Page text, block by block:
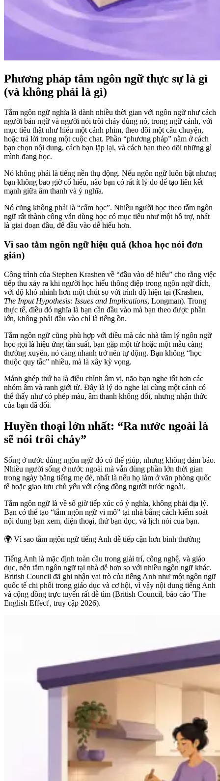
Phương pháp tắm ngôn ngữ thực sự là gì
(và không phải là gì)
Tắm ngôn ngữ nghĩa là dành nhiều thời gian với ngôn ngữ như cách
người bản ngữ và người nói trôi chảy dùng nó, trong ngữ cảnh, với
mục tiêu thật như hiểu một cảnh phim, theo dõi một câu chuyện,
hoặc trả lời trong một cuộc chat. Phần “phương pháp” nằm ở cách
bạn chọn nội dung, cách bạn lặp lại, và cách bạn theo dõi những gì
mình đang học.
Nó không phải là tiếng nền thụ động. Nếu ngôn ngữ luôn bật nhưng
bạn không bao giờ cố hiểu, não bạn có rất ít lý do để tạo liên kết
mạnh giữa âm thanh và ý nghĩa.
Nó cũng không phải là “cấm học”. Nhiều người học theo tắm ngôn
ngữ rất thành công vẫn dùng học có mục tiêu như một hỗ trợ, nhất
là giai đoạn đầu, để đầu vào dễ hiểu hơn.
Vì sao tắm ngôn ngữ hiệu quả (khoa học nói đơn
giản)
Công trình của Stephen Krashen về “đầu vào dễ hiểu” cho rằng việc
tiếp thu xảy ra khi người học hiểu thông điệp trong ngôn ngữ đích,
với độ khó nhỉnh hơn một chút so với trình độ hiện tại (Krashen,
The Input Hypothesis: Issues and Implications, Longman). Trong
thực tế, điều đó nghĩa là bạn cần đầu vào mà bạn theo được phần
lớn, không phải đầu vào chỉ là tiếng ồn.
Tắm ngôn ngữ cũng phù hợp với điều mà các nhà tâm lý ngôn ngữ
học gọi là hiệu ứng tần suất, bạn gặp một từ hoặc một mẫu càng
thường xuyên, nó càng nhanh trở nên tự động. Bạn không “học
thuộc quy tắc” nhiều, mà là xây kỳ vọng.
Mảnh ghép thứ ba là điều chỉnh âm vị, não bạn nghe tốt hơn các
nhóm âm và ranh giới từ. Đây là lý do nghe lại cùng một cảnh có
thể thấy như có phép màu, âm thanh không đổi, nhưng nhận thức
của bạn đã đổi.
Huyền thoại lớn nhất: “Ra nước ngoài là
sẽ nói trôi chảy”
Sống ở nước dùng ngôn ngữ đó có thể giúp, nhưng không đảm bảo.
Nhiều người sống ở nước ngoài mà vẫn dùng phần lớn thời gian
trong ngày bằng tiếng mẹ đẻ, nhất là nếu họ làm ở văn phòng quốc
tế hoặc giao lưu chủ yếu với cộng đồng người nước ngoài.
Tắm ngôn ngữ là về số giờ tiếp xúc có ý nghĩa, không phải địa lý.
Bạn có thể tạo “tắm ngôn ngữ vi mô” tại nhà bằng cách kiểm soát
nội dung bạn xem, điện thoại, thứ bạn đọc, và lịch nói của bạn.
🌍 Vì sao tắm ngôn ngữ tiếng Anh dễ tiếp cận hơn bình thường
Tiếng Anh là mặc định toàn cầu trong giải trí, công nghệ, và giáo
dục, nên tắm ngôn ngữ tại nhà dễ hơn so với nhiều ngôn ngữ khác.
British Council đã ghi nhận vai trò của tiếng Anh như một ngôn ngữ
quốc tế chi phối trong giáo dục và cơ hội, vì vậy nội dung tiếng Anh
và cộng đồng trực tuyến rất dễ tìm (British Council, báo cáo 'The
English Effect', truy cập 2026).